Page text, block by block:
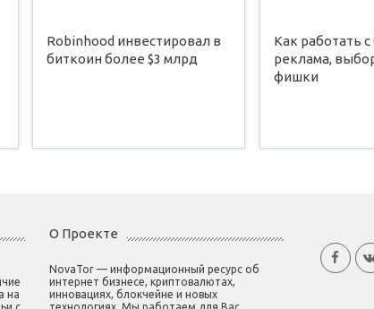
Robinhood инвестировал в
биткоин более $3 млрд
Как работать
реклама,
фишки
на
с
О Проекте
NovaTor — информационный ресурс об
интернет бизнесе, криптовалютах,
инновациях, блокчейне и новых
технологиях. Мы работаем для Вас.